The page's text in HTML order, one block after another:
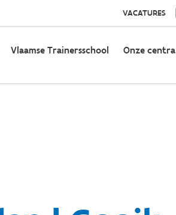
VACATURES
Vlaamse Trainersschool Onze centra